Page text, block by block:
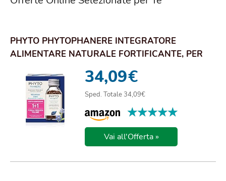
PHYTO PHYTOPHANERE INTEGRATORE
ALIMENTARE NATURALE FORTIFICANTE, PER
34,09€
Sped. Totale 34,09€
★★★★★
★★★★★
Vai all'Offerta »